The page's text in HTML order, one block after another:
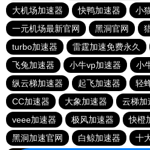
大机场加速器
快鸭加速器
小
一元机场最新官网
黑洞官网
turbo加速器
雷霆加速免费永久
飞兔加速器
小牛vp加速器 小
纵云梯加速器
起飞加速器 轻
CC加速器
大象加速器 云梯加
veee加速器
极风加速器 快橙
黑洞加速官网
白鲸加速器 十